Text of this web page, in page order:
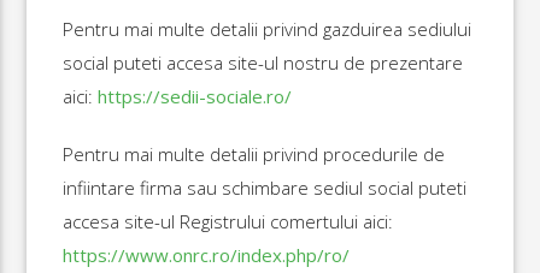
Pentru mai multe detalii privind gazduirea sediului
social puteti accesa site-ul nostru de prezentare
aici:https://sedii-sociale.ro/
Pentru mai multe detalii privind procedurile de
infiintare firma sau schimbare sediul social puteti
accesa site-ul Registrului comertului aici:
https://www.onrc.ro/index.php/ro/